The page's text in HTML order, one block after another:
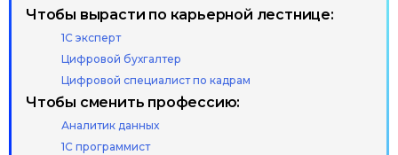
Чтобы вырасти по карьерной лестнице:
1С эксперт
Цифровой бухгалтер
Цифровой специалист по кадрам
Чтобы сменить профессию:
Аналитик данных
1С программист